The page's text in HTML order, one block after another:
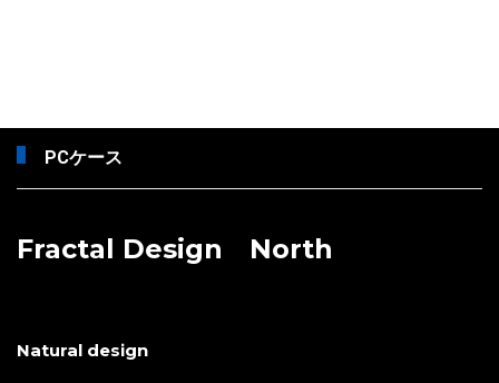
PCケース
Fractal Design North
Natural design